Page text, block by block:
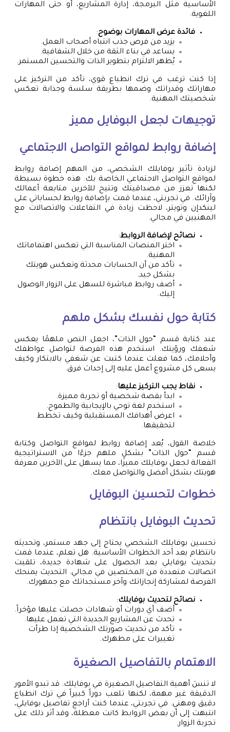
الأساسية مثل البرمجة، إدارة المشاريع، أو حتى المهارات
اللغوية.
فائدة عرض المهارات بوضوح:
يزيد من فرص جذب انتباه أصحاب العمل.
يساعد في بناء الثقة من خلال الشفافية.
يُظهر الالتزام بتطوير الذات والتحسين المستمر.
إذا كنت ترغب في ترك انطباع قوي، تأكد من التركيز على
مهاراتك وقدراتك وضمها بطريقة سلسة وجذابة تعكس
شخصيتك المهنية.
توجيهات لجعل البوفايل مميز
إضافة روابط لمواقع التواصل الاجتماعي
لزيادة تأثير بوفايلك الشخصي، من المهم إضافة روابط
لمواقع التواصل الاجتماعي الخاصة بك. هذه خطوة بسيطة
لكنها تعزز من مصداقيتك وتتيح للآخرين متابعة أعمالك
وآرائك. في تجربتي، عندما قمت بإضافة روابط لحساباتي على
لينكدإن وتويتر، لاحظت زيادة في التفاعلات والاتصالات مع
المهنيين في مجالي.
نصائح لإضافة الروابط:
اختر المنصات المناسبة التي تعكس اهتماماتك
المهنية.
تأكد من أن الحسابات محدثة وتعكس هويتك
بشكل جيد.
أضف روابط مباشرة للسهل على الزوار الوصول
إليك.
كتابة حول نفسك بشكل ملهم
عند كتابة قسم “حول الذات”، اجعل النص ملهمًا يعكس
شغفك ورؤيتك. استخدم هذه الفرصة لتواصل عواطفك
وأحلامك، كما فعلت عندما كتبت عن شغفي بالابتكار وكيف
يسعى كل مشروع أعمل عليه إلى إحداث فرق.
نقاط يجب التركيز عليها:
ابدأ بقصة شخصية أو تجربة مميزة.
استخدم لغة توحي بالإيجابية والطموح.
اعرض أهدافك المستقبلية وكيف تخطط
لتحقيقها.
خلاصة القول، يُعد إضافة روابط لمواقع التواصل وكتابة
قسم “حول الذات” بشكل ملهم جزءًا من الاستراتيجية
الفعالة لجعل بوفايلك مميزًا، مما يسهل على الآخرين معرفة
هويتك بشكل أفضل والتواصل معك.
خطوات لتحسين البوفايل
تحديث البوفايل بانتظام
تحسين بوفايلك الشخصي يحتاج إلى جهد مستمر، وتحديثه
بانتظام يعد أحد الخطوات الأساسية. هل تعلم، عندما قمت
بتحديث بوفايلي بعد الحصول على شهادة جديدة، تلقيت
اتصالات متعددة من المختصين في مجالي. التحديث يمنحك
الفرصة لمشاركة إنجازاتك وآخر مستجداتك مع جمهورك.
نصائح لتحديث بوفايلك:
أضف أي دورات أو شهادات حصلت عليها مؤخراً.
تحدث عن المشاريع الجديدة التي تعمل عليها.
تأكد من تحديث صورتك الشخصية إذا طرأت
تغييرات على مظهرك.
الاهتمام بالتفاصيل الصغيرة
لا تنسَ أهمية التفاصيل الصغيرة في بوفايلك. قد تبدو الأمور
الدقيقة غير مهمة، لكنها تلعب دوراً كبيراً في ترك انطباع
دقيق ومهني. في تجربتي، عندما كنت أراجع تفاصيل بوفايلي،
انتبهت إلى أن بعض الروابط كانت معطلة، وقد أثر ذلك على
تجربة الزوار.